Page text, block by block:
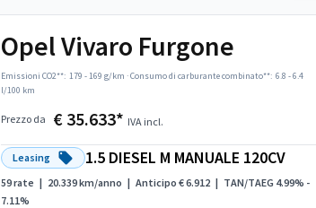
Opel Vivaro Furgone
Emissioni CO2**: 179 - 169 g/km ·Consumo di carburante combinato**: 6.8 - 6.4
l/100 km
Prezzo da € 35.633* IVA incl.
Leasing 1.5 DIESEL M MANUALE 120CV
59 rate | 20.339 km/anno | Anticipo € 6.912 | TAN/TAEG 4.99% -
7.11%